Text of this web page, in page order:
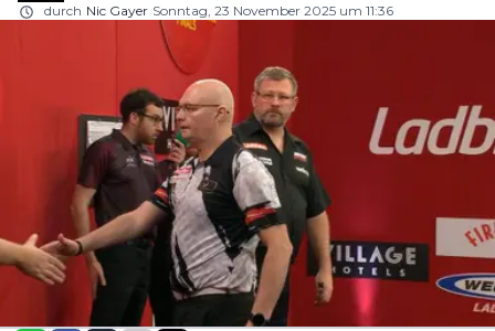
durch Nic Gayer Sonntag, 23 November 2025 um 11:36